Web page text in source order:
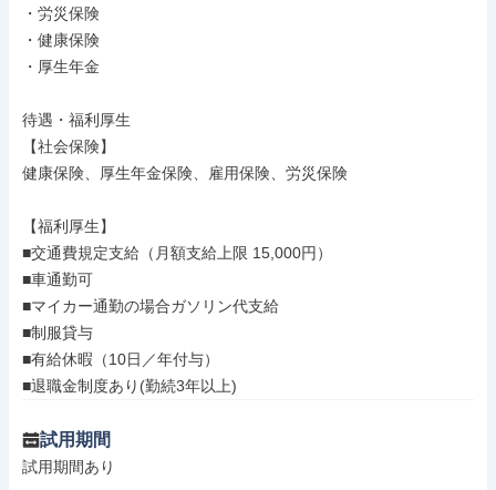
・労災保険
・健康保険
・厚生年金
待遇・福利厚生
【社会保険】
健康保険、厚生年金保険、雇用保険、労災保険
【福利厚生】
■交通費規定支給（月額支給上限 15,000円）
■車通勤可
■マイカー通勤の場合ガソリン代支給
■制服貸与
■有給休暇（10日／年付与）
■退職金制度あり(勤続3年以上)
試用期間
試用期間あり